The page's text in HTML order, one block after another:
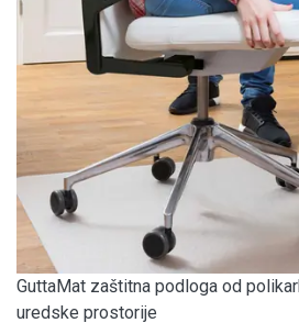
GuttaMat zaštitna podloga od
uredske prostorije